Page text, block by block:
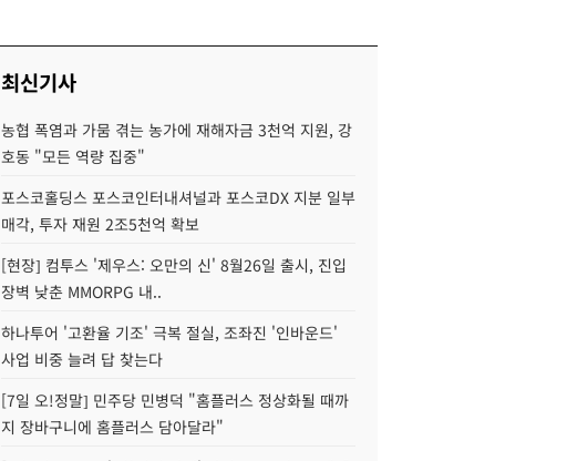
최신기사
농협 폭염과 가뭄 겪는 농가에 재해자금 3천억 지원, 강
호동 "모든 역량 집중"
포스코홀딩스 포스코인터내셔널과 포스코DX 지분 일부
매각, 투자 재원 2조5천억 확보
[현장] 컴투스 '제우스: 오만의 신' 8월26일 출시, 진입
장벽 낮춘 MMORPG 내..
하나투어 '고환율 기조' 극복 절실, 조좌진 '인바운드'
사업 비중 늘려 답 찾는다
[7일 오!정말] 민주당 민병덕 "홈플러스 정상화될 때까
지 장바구니에 홈플러스 담아달라"